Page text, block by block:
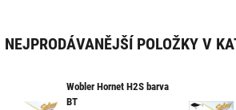
NEJPRODÁVANĚJŠÍ POLOŽKY V
Wobler Hornet H2S barva
BT